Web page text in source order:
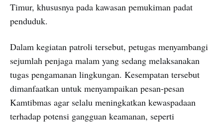
Timur, khususnya pada kawasan pemukiman padat
penduduk.
Dalam kegiatan patroli tersebut, petugas menyambangi
sejumlah penjaga malam yang sedang melaksanakan
tugas pengamanan lingkungan. Kesempatan tersebut
dimanfaatkan untuk menyampaikan pesan-pesan
Kamtibmas agar selalu meningkatkan kewaspadaan
terhadap potensi gangguan keamanan, seperti